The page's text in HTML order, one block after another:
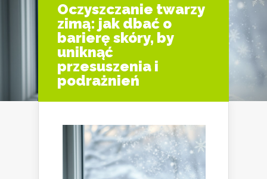
Oczyszczanie twarzy
zimą: jak dbać o
barierę skóry, by
uniknąć
przesuszenia i
podrażnień